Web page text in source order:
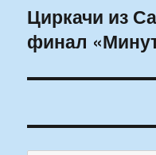
Следующая
запись:
Циркачи из
финал